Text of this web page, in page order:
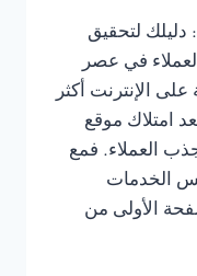
لتحقيق
في عصر
الإنترنت أكثر
امتلاك موقع
جذب العملاء. فمع
الخدمات
الأولى من